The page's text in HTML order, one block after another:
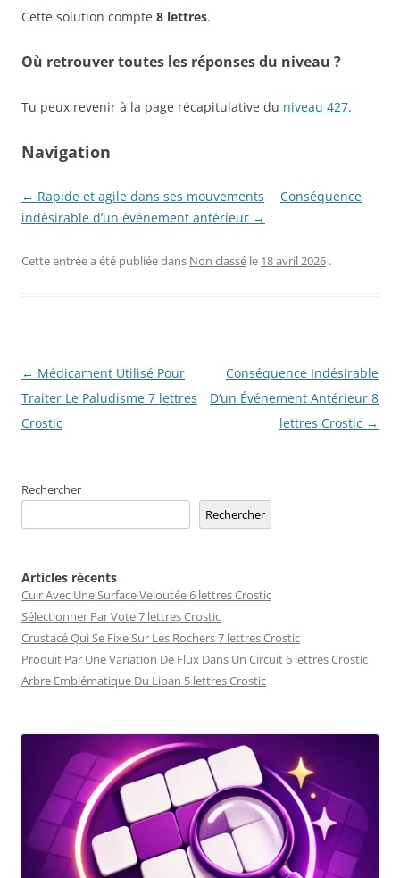
Cette solution compte 8 lettres.
Où retrouver toutes les réponses du niveau ?
Tu peux revenir à la page récapitulative du niveau 427.
Navigation
← Rapide et agile dans ses mouvements
Conséquence
indésirable d’un événement antérieur →
Cette entrée a été publiée dans Non classé le 18 avril 2026 .
Navigation
des
articles
← Médicament Utilisé Pour
Traiter Le Paludisme 7 lettres
Crostic
Conséquence Indésirable
D’un Événement Antérieur 8
lettres Crostic →
Rechercher
Rechercher
Articles récents
Cuir Avec Une Surface Veloutée 6 lettres Crostic
Sélectionner Par Vote 7 lettres Crostic
Crustacé Qui Se Fixe Sur Les Rochers 7 lettres Crostic
Produit Par Une Variation De Flux Dans Un Circuit 6 lettres Crostic
Arbre Emblématique Du Liban 5 lettres Crostic